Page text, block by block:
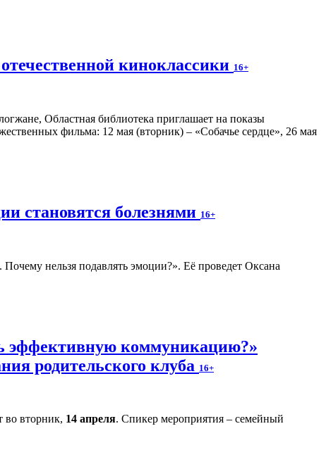
киноклассики 16+
Областная библиотека приглашает на показы
фильма: 12 мая (вторник) – «Собачье сердце», 26 мая
становятся болезнями 16+
нельзя подавлять эмоции?». Её проведет Оксана
эффективную коммуникацию?»
родительского клуба 16+
во вторник, 14 апреля. Спикер мероприятия – семейный